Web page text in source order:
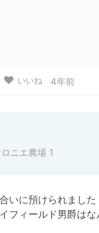
いいね 4年前
ニエ農場 1
いに預けられました
フィールド男爵は